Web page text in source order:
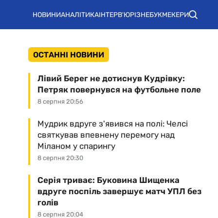
НОВИНИАНАЛІТИКАІНТЕРВ'ЮРІЗНЕБУКМЕКЕРИ
ОСТАННІ НОВИНИ
8 серпня 20:56
Лівий Берег не дотиснув Кудрівку:
Петряк повернувся на футбольне поле
8 серпня 20:30
Мудрик вдруге з'явився на полі: Челсі
святкував впевнену перемогу над
Міланом у спарингу
8 серпня 20:04
Серія триває: Буковина Шищенка
вдруге поспіль завершує матч УПЛ без
голів